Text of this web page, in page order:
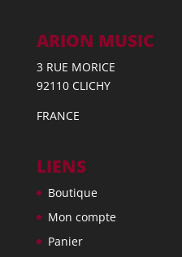
ARION MUSIC
3 RUE MORICE
92110 CLICHY
FRANCE
LIENS
Boutique
Mon compte
Panier